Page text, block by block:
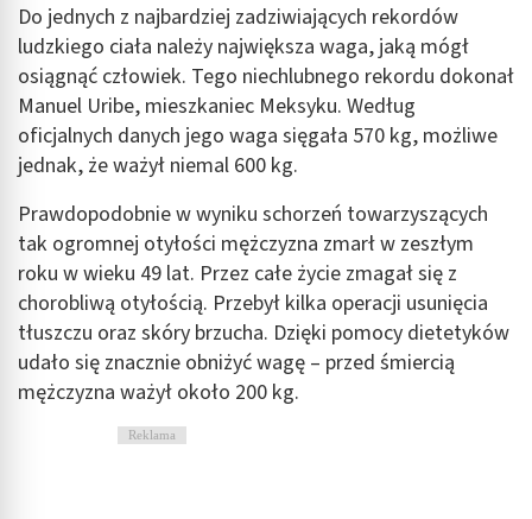
Do jednych z najbardziej zadziwiających rekordów
ludzkiego ciała należy największa waga, jaką mógł
osiągnąć człowiek. Tego niechlubnego rekordu dokonał
Manuel Uribe, mieszkaniec Meksyku. Według
oficjalnych danych jego waga sięgała 570 kg, możliwe
jednak, że ważył niemal 600 kg.
Prawdopodobnie w wyniku schorzeń towarzyszących
tak ogromnej otyłości mężczyzna zmarł w zeszłym
roku w wieku 49 lat. Przez całe życie zmagał się z
chorobliwą otyłością. Przebył kilka operacji usunięcia
tłuszczu oraz skóry brzucha. Dzięki pomocy dietetyków
udało się znacznie obniżyć wagę – przed śmiercią
mężczyzna ważył około 200 kg.
Reklama